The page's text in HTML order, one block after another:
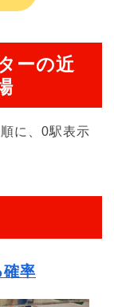
ーの近
に、0駅表示
確率